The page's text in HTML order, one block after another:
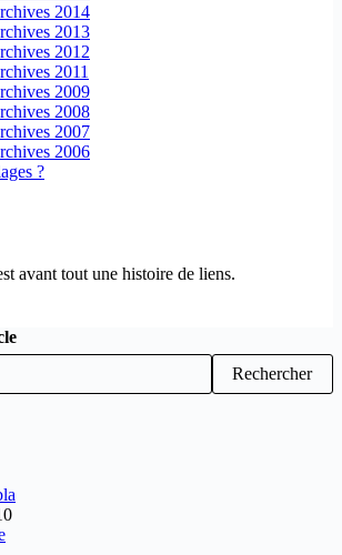
2014
2013
2012
2011
2009
2008
2007
2006
?
avant tout une histoire de liens.
Rechercher